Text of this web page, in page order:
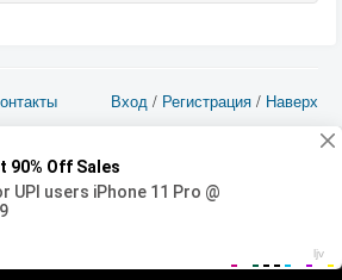
could not be played 00:00
Вход / Регистрация / Наверх
только в том в случае, если
с ознакомительными целями - для прочих целей
запись.